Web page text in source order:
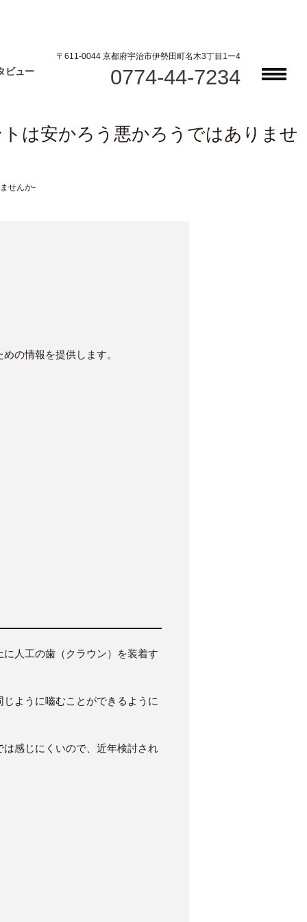
ビュー
〒611-0044 京都府宇治市伊勢田町名木3丁目1ー4
0774-44-7234
は安かろう悪かろうではありませ
せんか-
の情報を提供します。
人工の歯（クラウン）を装着す
ように嚙むことができるように
感じにくいので、近年検討され